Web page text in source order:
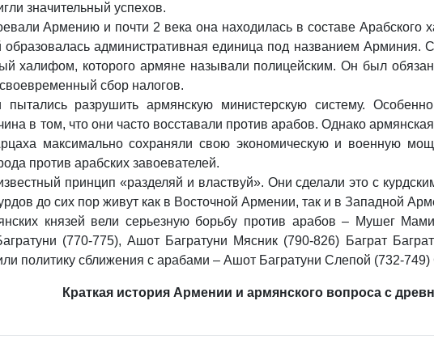
значительный успехов.
Армению и почти 2 века она находилась в составе
образовалась административная единица под названием
халифом, которого армяне называли полицейским. Он был
сбор налогов.
пытались разрушить армянскую министерскую систему.
в том, что они часто восставали против арабов. Однако
максимально сохраняли свою экономическую и военную
против арабских завоевателей.
принцип «разделяй и властвуй». Они сделали это с
до сих пор живут как в Восточной Армении, так и в Западной
князей вели серьезную борьбу против арабов – Мушег
(770-775), Ашот Багратуни Мясник (790-826) Баграт
политику сближения с арабами – Ашот Багратуни Слепой (732-
Краткая история Армении и армянского вопроса с